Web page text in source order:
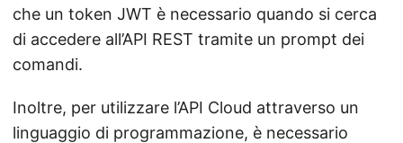
che un token JWT è necessario quando si cerca
di accedere all’API REST tramite un prompt dei
comandi.
Inoltre, per utilizzare l’API Cloud attraverso un
linguaggio di programmazione, è necessario